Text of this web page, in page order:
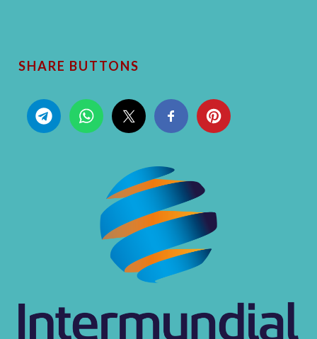
SHARE BUTTONS